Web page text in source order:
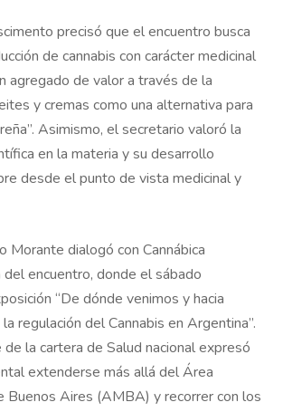
precisó que el encuentro busca
de cannabis con carácter medicinal
agregado de valor a través de la
y cremas como una alternativa para
Asimismo, el secretario valoró la
en la materia y su desarrollo
desde el punto de vista medicinal y
Morante dialogó con Cannábica
encuentro, donde el sábado
“De dónde venimos y hacia
regulación del Cannabis en Argentina”.
la cartera de Salud nacional expresó
extenderse más allá del Área
Buenos Aires (AMBA) y recorrer con los